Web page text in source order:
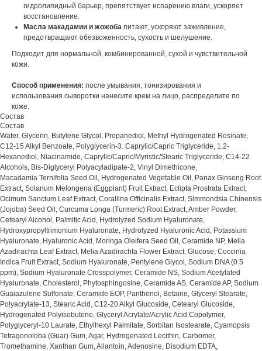
гидролипидный барьер, препятствует испарению влаги, ускоряет
восстановление.
Масла макадамии и жожоба питают, ускоряют заживление,
предотвращают обезвоженность, сухость и шелушение.
Подходит для нормальной, комбинированной, сухой и чувствительной
кожи.
Способ применения: после умывания, тонизирования и
использования сыворотки нанесите крем на лицо, распределите по
коже.
Состав
Состав
Water, Glycerin, Butylene Glycol, Propanediol, Methyl Hydrogenated Rosinate,
C12-15 Alkyl Benzoate, Polyglycerin-3. Caprylic/Capric Triglyceride, 1,2-
Hexanediol, Niacinamide, Caprylic/Capric/Myristic/Stearic Triglyceride, C14-22
Alcohols, Bis-Diglyceryl Polyacyladipate-2, Vinyl Dimethicone,
Macadamia Ternifolia Seed Oil, Hydrogenated Vegetable Oil, Panax Ginseng Root
Extract, Solanum Melongena (Eggplant) Fruit Extract, Eclipta Prostrata Extract,
Ocimum Sanctum Leaf Extract, Corallina Officinalis Extract, Simmondsia Chinensis
(Jojoba) Seed Oil, Curcuma Longa (Turmeric) Root Extract, Amber Powder,
Cetearyl Alcohol, Palmitic Acid, Hydrolyzed Sodium Hyaluronate,
Hydroxypropyltrimonium Hyaluronate, Hydrolyzed Hyaluronic Acid, Potassium
Hyaluronate, Hyaluronic Acid, Moringa Oleifera Seed Oil, Ceramide NP, Melia
Azadirachta Leaf Extract, Melia Azadirachta Flower Extract, Glucose, Coccinia
Indica Fruit Extract, Sodium Hyaluronate, Pentylene Glycol, Sodium DNA (0.5
ppm), Sodium Hyaluronate Crosspolymer, Ceramide NS, Sodium Acetylated
Hyaluronate, Cholesterol, Phytosphingosine, Ceramide AS, Ceramide AP, Sodium
Guaiazulene Sulfonate, Ceramide EOP, Panthenol, Betaine, Glyceryl Stearate,
Polyacrylate-13, Stearic Acid, C12-20 Alkyl Glucoside, Cetearyl Glucoside,
Hydrogenated Polyisobutene, Glyceryl Acrylate/Acrylic Acid Copolymer,
Polyglyceryl-10 Laurate, Ethylhexyl Palmitate, Sorbitan Isostearate, Cyamopsis
Tetragonoloba (Guar) Gum, Agar, Hydrogenated Lecithin, Carbomer,
Tromethamine, Xanthan Gum, Allantoin, Adenosine, Disodium EDTA,